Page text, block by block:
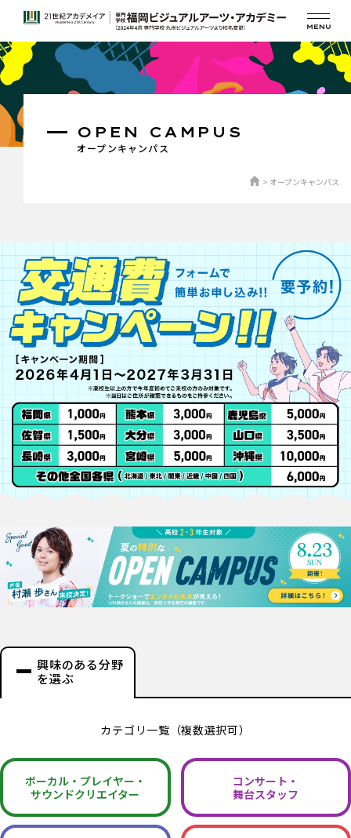
オープンキャンパス
OPEN CAMPUS
オープンキャンパス
興味のある分野
を選ぶ
カテゴリ一覧（複数選択可）
ボーカル・ プレイヤー・
サウンドクリエイター
コンサート・
舞台スタッフ